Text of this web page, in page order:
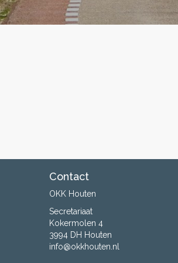
Contact
OKK Houten
Secretariaat
Kokermolen 4
3994 DH Houten
info@okkhouten.nl